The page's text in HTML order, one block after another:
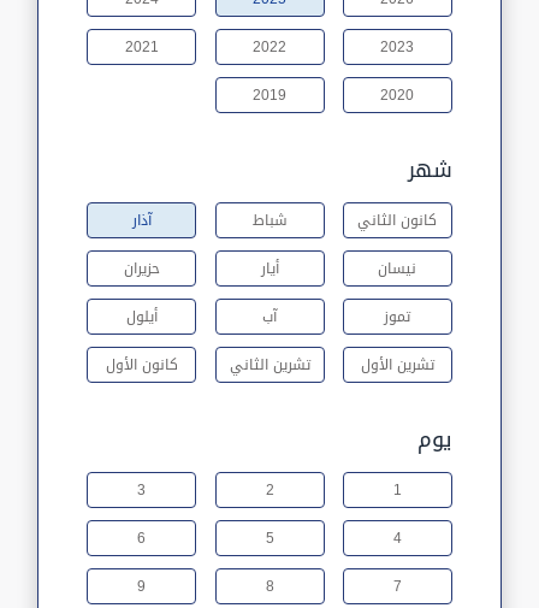
2023
2022
2021
2020
2019
شهر
كانون الثاني شباط
آذار
نيسان
أيار
حزيران
تموز
آب
أيلول
تشرين الأول
تشرين الثاني كانون الأول
يوم
1
2
3
4
5
6
7
8
9